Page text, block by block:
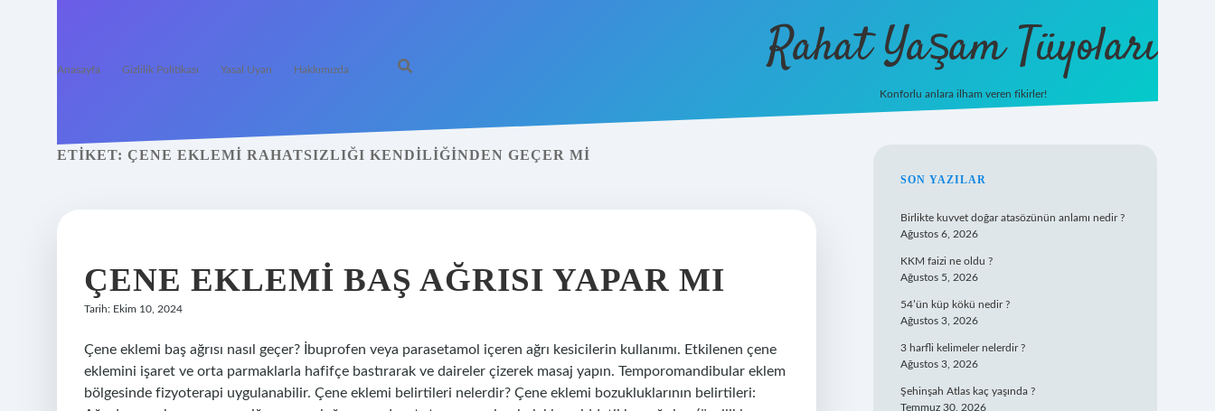
Anasayfa Gizlilik Politikası Yasal Uyarı Hakkımızda Rahat Yaşam Tüyoları
Konforlu anlara ilham veren fikirler!
ETIKET: ÇENE EKLEMI RAHATSIZLIĞI KENDILIĞINDEN GEÇER MI
ÇENE EKLEMI BAŞ AĞRISI YAPAR MI
Tarih: Ekim 10, 2024
Çene eklemi baş ağrısı nasıl geçer? İbuprofen veya parasetamol içeren ağrı kesicilerin kullanımı. Etkilenen çene
eklemini işaret ve orta parmaklarla hafifçe bastırarak ve daireler çizerek masaj yapın. Temporomandibular eklem
bölgesinde fizyoterapi uygulanabilir. Çene eklemi belirtileri nelerdir? Çene eklemi bozukluklarının belirtileri:
SIDEBAR
SON YAZILAR
Birlikte kuvvet doğar atasözünün anlamı nedir ?
Ağustos 6, 2026
KKM faizi ne oldu ?
Ağustos 5, 2026
54’ün küp kökü nedir ?
Ağustos 3, 2026
3 harfli kelimeler nelerdir ?
Ağustos 3, 2026
Şehinşah Atlas kaç yaşında ?
Temmuz 30, 2026